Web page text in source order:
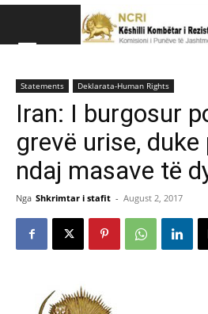
Këshillit Kombëtar të
Statements Deklarata-Human Rights
Iran: I burgosur
grevë urise,
ndaj masave të
Nga Shkrimtar i stafit - August 2, 2017